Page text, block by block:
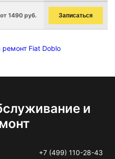
от 1490 руб. Записаться
Fiat Doblo
и
+7 (499) 110-28-43